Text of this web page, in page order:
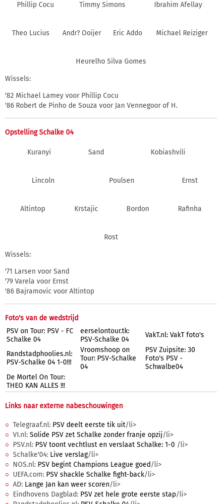
Phillip Cocu Timmy Simons Ibrahim Afellay
Theo Lucius Andr? Ooijer Eric Addo Michael Reiziger
Heurelho Silva Gomes
Wissels:
'82 Michael Lamey voor Phillip Cocu
'86 Robert de Pinho de Souza voor Jan Vennegoor of H.
Opstelling Schalke 04
Kuranyi Sand Kobiashvili
Lincoln Poulsen Ernst
Altintop Krstajic Bordon Rafinha
Rost
Wissels:
'71 Larsen voor Sand
'79 Varela voor Ernst
'86 Bajramovic voor Altintop
Foto's van de wedstrijd
PSV on Tour: PSV - FC
Schalke 04
eerselontour.tk:
PSV-Schalke 04
VakT.nl: VakT foto's
Randstadphoolies.nl:
PSV-Schalke 04 1-0!!!
Vroomshoop on
Tour: PSV-Schalke
04
PSV Zuipsite: 30
Foto's PSV -
Schwalbe04
De Mortel On Tour:
THEO KAN ALLES !!!
Links naar externe nabeschouwingen
Telegraaf.nl: PSV deelt eerste tik uit/li>
VI.nl: Solide PSV zet Schalke zonder franje opzij/li>
PSV.nl: PSV toont vechtlust en verslaat Schalke: 1-0 /li>
Schalke'04: Live verslag/li>
NOS.nl: PSV begint Champions League goed /li>
UEFA.com: PSV shackle Schalke fight-back/li>
AD: Lange Jan kan weer scoren/li>
Eindhovens Dagblad: PSV zet hele grote eerste stap/li>